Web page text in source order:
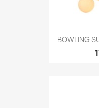
BOWLING